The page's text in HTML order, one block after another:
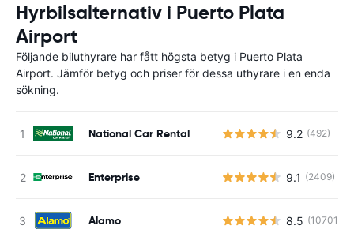
Hyrbilsalternativ i Puerto Plata
Airport
Följande biluthyrare har fått högsta betyg i Puerto Plata
Airport. Jämför betyg och priser för dessa uthyrare i en enda
sökning.
National Car Rental 9.2 (492)
Enterprise 9.1 (2409)
Alamo 8.5 (10701)